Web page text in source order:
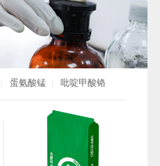
蛋氨酸锰 吡啶甲酸铬